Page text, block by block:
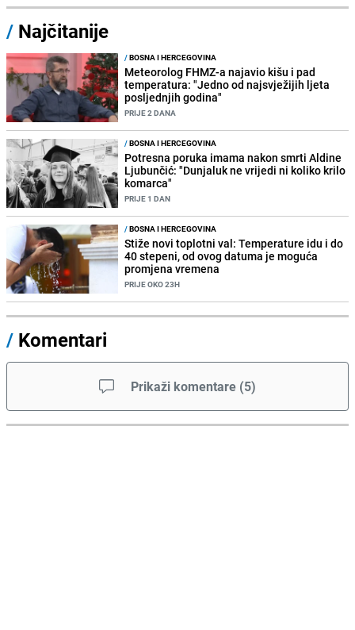
/ Najčitanije
/BOSNA I HERCEGOVINA
Meteorolog FHMZ-a najavio kišu i pad
temperatura: "Jedno od najsvježijih ljeta
posljednjih godina"
PRIJE 2 DANA
/BOSNA I HERCEGOVINA
Potresna poruka imama nakon smrti Aldine
Ljubunčić: "Dunjaluk ne vrijedi ni koliko krilo
komarca"
PRIJE 1 DAN
/BOSNA I HERCEGOVINA
Stiže novi toplotni val: Temperature idu i do
40 stepeni, od ovog datuma je moguća
promjena vremena
PRIJE OKO 23H
/ Komentari
Prikaži komentare (5)